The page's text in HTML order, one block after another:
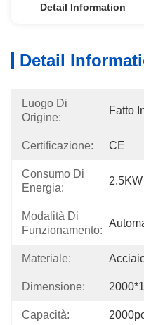
Detail Information
Detail
Luogo Di
Origine:
Fatto
Certificazione: CE
Consumo Di
Energia:
2.5KW
Modalità Di
Funzionamento:
Materiale:
Dimensione:
Capacità: